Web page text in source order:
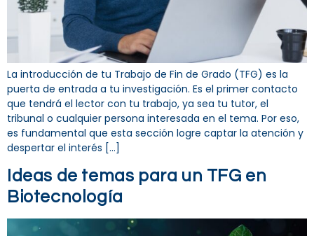
La introducción de tu Trabajo de Fin de Grado (TFG) es la
puerta de entrada a tu investigación. Es el primer contacto
que tendrá el lector con tu trabajo, ya sea tu tutor, el
tribunal o cualquier persona interesada en el tema. Por eso,
es fundamental que esta sección logre captar la atención y
despertar el interés […]
Ideas de temas para un TFG en
Biotecnología